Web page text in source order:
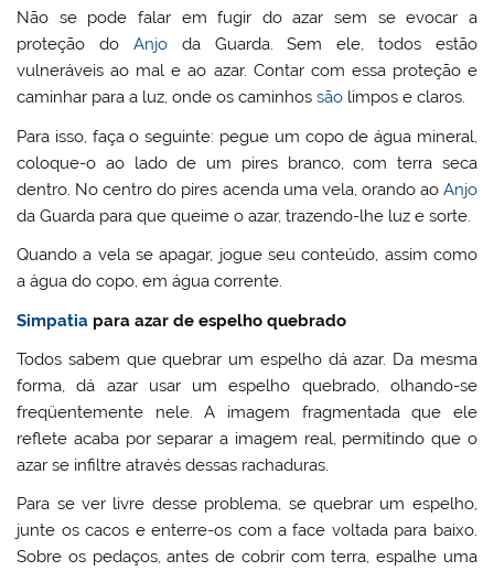
Não se pode falar em fugir do azar sem se evocar a
proteção do Anjoda Guarda. Sem ele, todos estão
vulneráveis ao mal e ao azar. Contar com essa proteção e
caminhar para a luz, onde os caminhossão limpos e claros.
Para isso, faça o seguinte: pegue um copo de água mineral,
coloque-o ao lado de um pires branco, com terra seca
dentro. No centro do pires acenda uma vela, orando ao Anjo
da Guarda para que queime o azar, trazendo-lhe luz e sorte.
Quando a vela se apagar, jogue seu conteúdo, assim como
a água do copo, em água corrente.
Simpatia para azar de espelho quebrado
Todos sabem que quebrar um espelho dá azar. Da mesma
forma, dá azar usar um espelho quebrado, olhando-se
freqüentemente nele. A imagem fragmentada que ele
reflete acaba por separar a imagem real, permitindo que o
azar se infiltre através dessas rachaduras.
Para se ver livre desse problema, se quebrar um espelho,
junte os cacos e enterre-os com a face voltada para baixo.
Sobre os pedaços, antes de cobrir com terra, espalhe uma